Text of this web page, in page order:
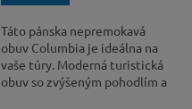
Táto pánska nepremokavá
obuv Columbia je ideálna na
vaše túry. Moderná turistická
obuv so zvýšeným pohodlím a